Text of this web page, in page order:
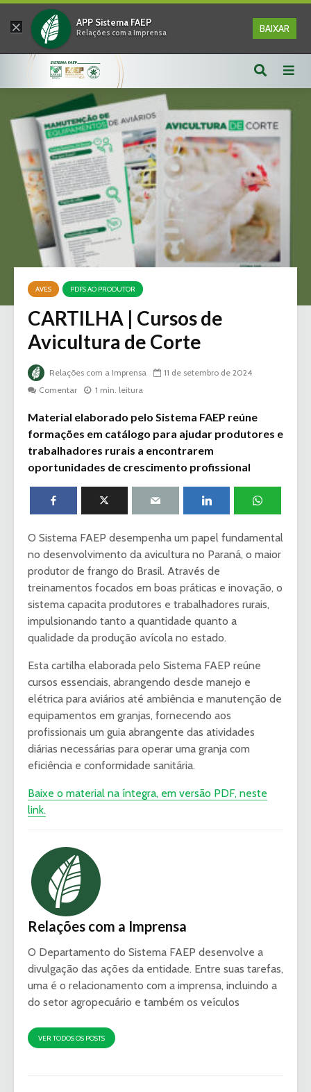
× APP Sistema FAEP
Relações com a Imprensa BAIXAR
AVES PDFS AO PRODUTOR
CARTILHA | Cursos de
Avicultura de Corte
Relações com a Imprensa
11 de setembro de 2024
Comentar
1 min. leitura
Material elaborado pelo Sistema FAEP reúne
formações em catálogo para ajudar produtores e
trabalhadores rurais a encontrarem
oportunidades de crescimento profissional
O Sistema FAEP desempenha um papel fundamental
no desenvolvimento da avicultura no Paraná, o maior
produtor de frango do Brasil. Através de
treinamentos focados em boas práticas e inovação, o
sistema capacita produtores e trabalhadores rurais,
impulsionando tanto a quantidade quanto a
qualidade da produção avícola no estado.
Esta cartilha elaborada pelo Sistema FAEP reúne
cursos essenciais, abrangendo desde manejo e
elétrica para aviários até ambiência e manutenção de
equipamentos em granjas, fornecendo aos
profissionais um guia abrangente das atividades
diárias necessárias para operar uma granja com
eficiência e conformidade sanitária.
Baixe o material na íntegra, em versão PDF, neste
link.
Relações com a Imprensa
O Departamento do Sistema FAEP desenvolve a
divulgação das ações da entidade. Entre suas tarefas,
uma é o relacionamento com a imprensa, incluindo a
do setor agropecuário e também os veículos
VER TODOS OS POSTS